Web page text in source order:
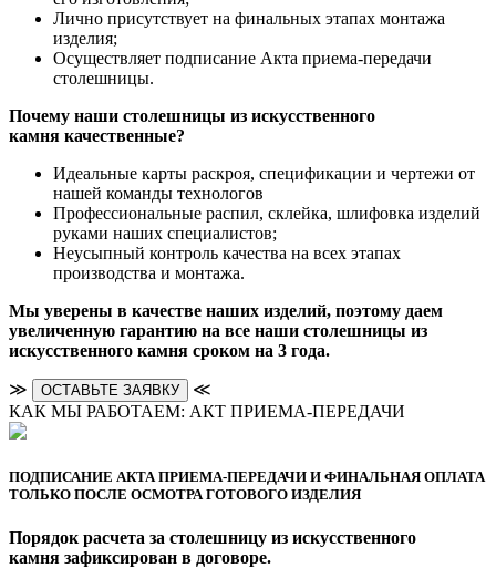
Лично присутствует на финальных этапах монтажа
изделия;
Осуществляет подписание Акта приема-передачи
столешницы.
Почему наши столешницы из искусственного
камня качественные?
Идеальные карты раскроя, спецификации и чертежи от
нашей команды технологов
Профессиональные распил, склейка, шлифовка изделий
руками наших специалистов;
Неусыпный контроль качества на всех этапах
производства и монтажа.
Мы уверены в качестве наших изделий, поэтому даем
увеличенную гарантию на все наши столешницы из
искусственного камня сроком на 3 года.
≫ ОСТАВЬТЕ ЗАЯВКУ
≪
КАК МЫ РАБОТАЕМ: АКТ ПРИЕМА-ПЕРЕДАЧИ
ПОДПИСАНИЕ АКТА ПРИЕМА-ПЕРЕДАЧИ И ФИНАЛЬНАЯ ОПЛАТА
ТОЛЬКО ПОСЛЕ ОСМОТРА ГОТОВОГО ИЗДЕЛИЯ
Порядок расчета за столешницу из искусственного
камня зафиксирован в договоре.